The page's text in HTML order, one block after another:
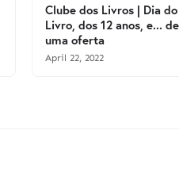
Clube dos Livros | Dia do
Livro, dos 12 anos, e... de
uma oferta
April 22, 2022